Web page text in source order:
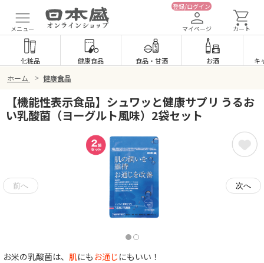
メニュー
登録/ログイン
マイページ カート
化粧品 健康食品 食品・ 甘酒 お酒 キ
ホーム > 健康食品
【機能性表示食品】シュワッと健康サプリ うるお
い乳酸菌（ヨーグルト風味）2袋セット
お米の乳酸菌は、 肌にも お通じ にもいい！